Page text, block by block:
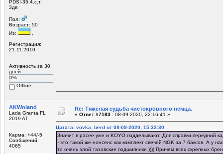
PDSI-35 4.с.т.
3дв
Пол:
Возраст: 50
Из:
Регистрация:
21.11.2010
Активность за 30
дней
0%
Offline
AKWoland
Lada Granta FL
2019 AT
Карма: +44/-5
Сообщений:
4065
Re: Тяжёлая судьба чистокровного немца.
« Ответ #7183 : 08-09-2020, 22:16:41 »
Цитата: vovka_berd от 08-09-2020, 15:32:30
Значит в расее уже и KOYO подделывают. Для справки передний
- это такой же нонсенс как комплект свечей NGK за 7 баксов. А у
то очень злой тазовские подшипники )))) Причем всех скрепных